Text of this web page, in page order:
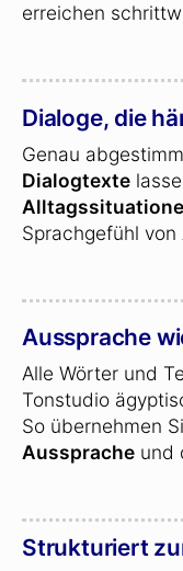
erreichen
Dialoge, die
Genau
Dialogtexte
Sprachgefühl von
Aussprache
Alle Wörter und
Tonstudio
So übernehmen
Aussprache und
Strukturiert